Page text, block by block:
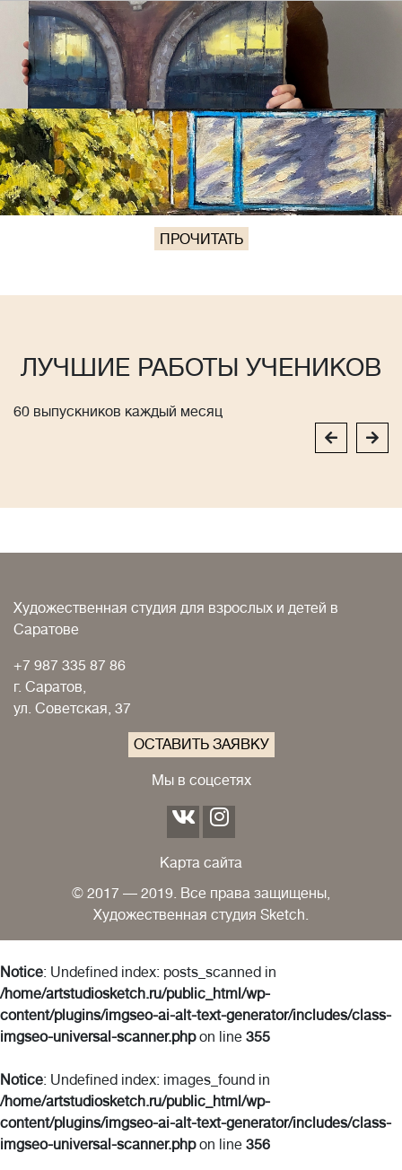
ПРОЧИТАТЬ
ЛУЧШИЕ РАБОТЫ УЧЕНИКОВ
60 выпускников каждый месяц
Художественная студия для взрослых и детей в
Саратове
+7 987 335 87 86
г. Саратов,
ул. Советская, 37
ОСТАВИТЬ ЗАЯВКУ
Мы в соцсетях
Карта сайта
© 2017 — 2019. Все права защищены,
Художественная студия Sketch.
Notice: Undefined index: posts_scanned in
/home/artstudiosketch.ru/public_html/wp-
content/plugins/imgseo-ai-alt-text-generator/includes/class-
imgseo-universal-scanner.phpon line 355
Notice: Undefined index: images_found in
/home/artstudiosketch.ru/public_html/wp-
content/plugins/imgseo-ai-alt-text-generator/includes/class-
imgseo-universal-scanner.phpon line 356